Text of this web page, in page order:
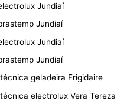
Jundiaí
Jundiaí
Jundiaí
Jundiaí
geladeira Frigidaire
electrolux Vera Tereza